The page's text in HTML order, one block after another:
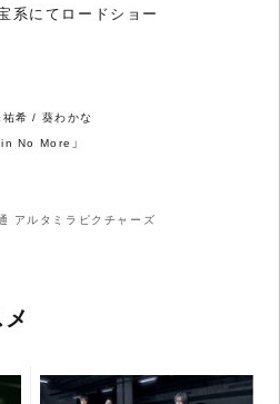
系にてロードショー
希 / 葵わかな
No More」
アルタミラピクチャーズ